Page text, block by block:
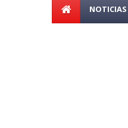
NOTICIAS